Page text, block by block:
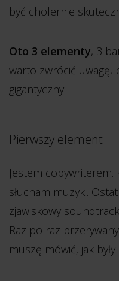
być cholernie
Oto 3 elementy, 3
warto zwrócić uwagę,
gigantyczny:
Pierwszy element
Jestem copywriterem.
słucham muzyki.
zjawiskowy
Raz po raz
muszę mówić, jak